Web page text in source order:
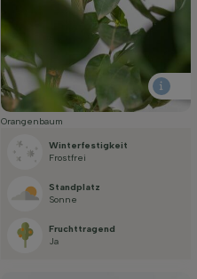
Orangenbaum
Winterfestigkeit
Frostfrei
Standplatz
Sonne
Fruchttragend
Ja